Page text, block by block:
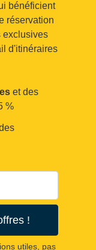
bénéficient
réservation
exclusives
d'itinéraires
et des
%
!
utiles, pas